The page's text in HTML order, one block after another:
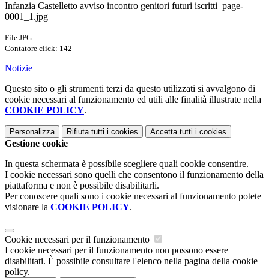
Infanzia Castelletto avviso incontro genitori futuri iscritti_page-
0001_1.jpg
File JPG
Contatore click: 142
Notizie
Questo sito o gli strumenti terzi da questo utilizzati si avvalgono di
cookie necessari al funzionamento ed utili alle finalità illustrate nella
COOKIE POLICY.
Personalizza Rifiuta tutti i cookies Accetta tutti i cookies
Gestione cookie
In questa schermata è possibile scegliere quali cookie consentire.
I cookie necessari sono quelli che consentono il funzionamento della
piattaforma e non è possibile disabilitarli.
Per conoscere quali sono i cookie necessari al funzionamento potete
visionare la COOKIE POLICY.
Cookie necessari per il funzionamento
I cookie necessari per il funzionamento non possono essere
disabilitati. È possibile consultare l'elenco nella pagina della cookie
policy.